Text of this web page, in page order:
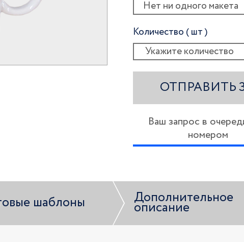
Нет ни одного макета
Количество ( шт )
ОТПРАВИТЬ
Ваш запрос в
номером
шаблоны
Дополнительное
описание